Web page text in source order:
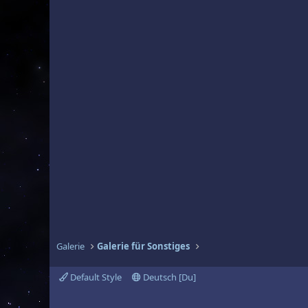
Galerie Galerie für Sonstiges
Default Style Deutsch [Du]